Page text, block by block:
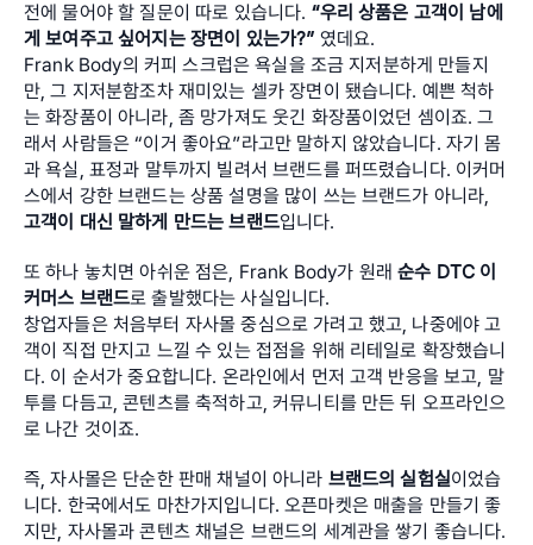
전에 물어야 할 질문이 따로 있습니다. “우리 상품은 고객이 남에
게 보여주고 싶어지는 장면이 있는가?” 였데요.
Frank Body의 커피 스크럽은 욕실을 조금 지저분하게 만들지
만, 그 지저분함조차 재미있는 셀카 장면이 됐습니다. 예쁜 척하
는 화장품이 아니라, 좀 망가져도 웃긴 화장품이었던 셈이죠. 그
래서 사람들은 “이거 좋아요”라고만 말하지 않았습니다. 자기 몸
과 욕실, 표정과 말투까지 빌려서 브랜드를 퍼뜨렸습니다. 이커머
고객이 대신 말하게 만드는 브랜드입니다.
또 하나 놓치면 아쉬운 점은, Frank Body가 원래 순수 DTC 이
커머스 브랜드로 출발했다는 사실입니다.
창업자들은 처음부터 자사몰 중심으로 가려고 했고, 나중에야 고
객이 직접 만지고 느낄 수 있는 접점을 위해 리테일로 확장했습니
다. 이 순서가 중요합니다. 온라인에서 먼저 고객 반응을 보고, 말
투를 다듬고, 콘텐츠를 축적하고, 커뮤니티를 만든 뒤 오프라인으
로 나간 것이죠.
즉, 자사몰은 단순한 판매 채널이 아니라 브랜드의 실험실이었습
니다. 한국에서도 마찬가지입니다. 오픈마켓은 매출을 만들기 좋
지만, 자사몰과 콘텐츠 채널은 브랜드의 세계관을 쌓기 좋습니다.